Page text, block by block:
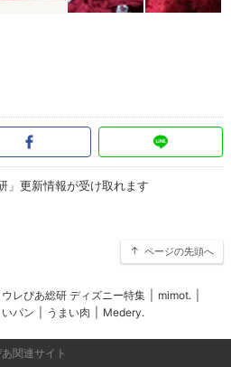
」更新情報が受け取れます
ページの先頭へ
ウレぴあ総研 ディズニー特集 mimot.
いパン うまい肉 Medery.
あ関連サイト